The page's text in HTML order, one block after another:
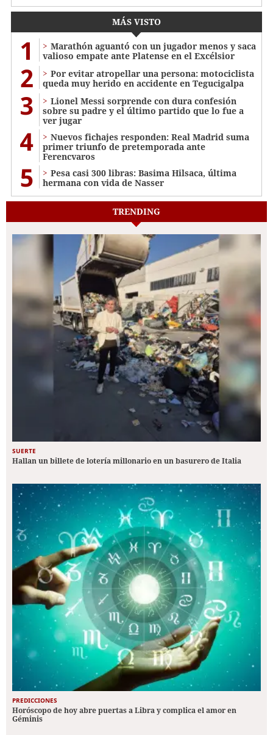
MÁS VISTO
1
Marathón aguantó con un jugador menos y saca
valioso empate ante Platense en el Excélsior
2
Por evitar atropellar una persona: motociclista
queda muy herido en accidente en Tegucigalpa
3
Lionel Messi sorprende con dura confesión
sobre su padre y el último partido que lo fue a
ver jugar
4
Nuevos fichajes responden: Real Madrid suma
primer triunfo de pretemporada ante
Ferencvaros
5
Pesa casi 300 libras: Basima Hilsaca, última
hermana con vida de Nasser
TRENDING
SUERTE
Hallan un billete de lotería millonario en un basurero de Italia
PREDICCIONES
Horóscopo de hoy abre puertas a Libra y complica el amor en
Géminis